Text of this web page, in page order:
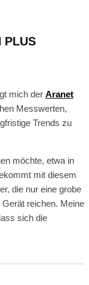
PLUS
mich der Aranet
Messwerten,
Trends zu
möchte, etwa in
mit diesem
die nur eine grobe
reichen. Meine
sich die